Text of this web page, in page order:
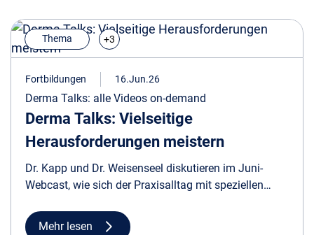
Thema +3
Fortbildungen 16.Jun.26
Derma Talks: alle Videos on-demand
Derma Talks: Vielseitige
Herausforderungen meistern
Dr. Kapp und Dr. Weisenseel diskutieren im Juni-
Webcast, wie sich der Praxisalltag mit speziellen
und alle weiteren Folgen on-demand!
Mehr lesen